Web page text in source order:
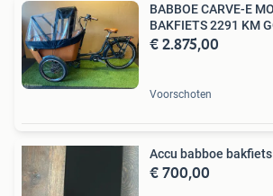
BABBOE CARVE-E
BAKFIETS 2291 KM
€ 2.875,00
Voorschoten
Accu babboe bakfiets
€ 700,00